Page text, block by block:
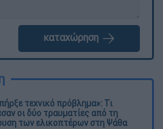
καταχώρηση
τεχνικό πρόβλημα»: Τι
οι δύο τραυματίες από τη
των ελικοπτέρων στη Ψάθα